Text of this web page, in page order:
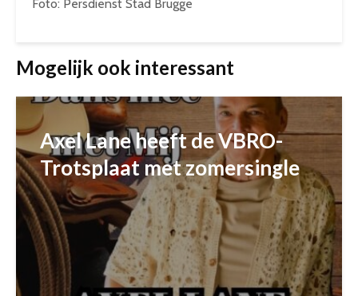
Foto: Persdienst Stad Brugge
Mogelijk ook interessant
Axel Lane heeft de VBRO-
Trotsplaat met zomersingle